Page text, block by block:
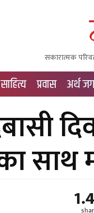
सकारात्मक
साहित्य प्रवास अर्थ
साथ